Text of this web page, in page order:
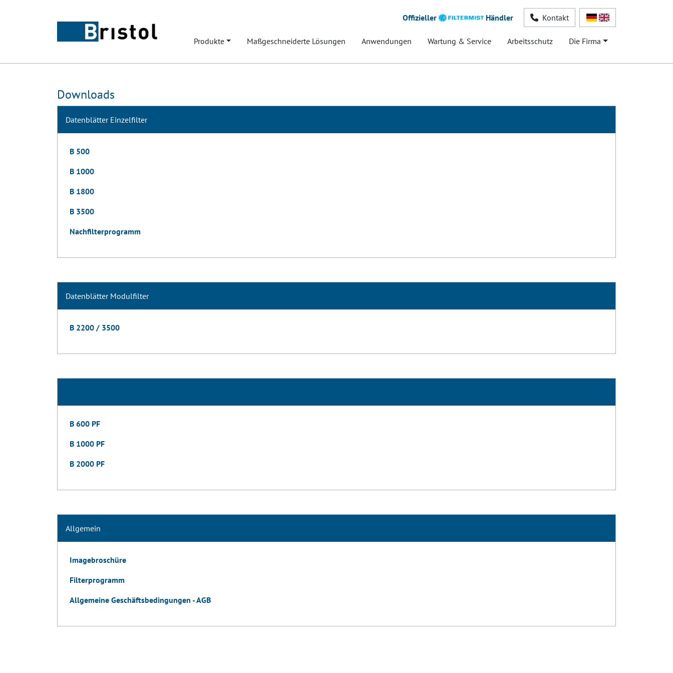
Offizieller Händler Kontakt
Produkte Maßgeschneiderte Lösungen Anwendungen Wartung & Service Arbeitsschutz Die Firma
Downloads
Datenblätter Einzelfilter
B 500
B 1000
B 1800
B 3500
Nachfilterprogramm
Datenblätter Modulfilter
B 2200 / 3500
B 600 PF
B 1000 PF
B 2000 PF
Allgemein
Imagebroschüre
Filterprogramm
Allgemeine Geschäftsbedingungen - AGB